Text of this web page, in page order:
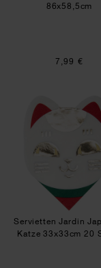
86x58,5cm
7,99 €
Servietten Jardin
Katze 33x33cm 20